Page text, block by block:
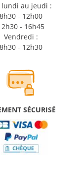
lundi au jeudi :
8h30 - 12h00
- 16h45
Vendredi :
8h30 - 12h30
SÉCURISÉ